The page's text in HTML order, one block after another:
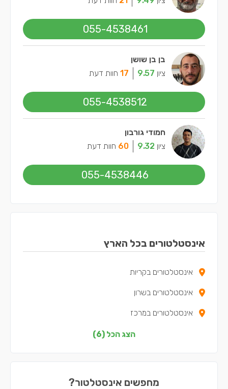
055-4538461
בן בן שושן
ציון 9.57
17 חוות דעת
055-4538512
חמודי גורבון
ציון 9.32
60 חוות דעת
055-4538446
אינסטלטורים בכל הארץ
אינסטלטורים בקריות
אינסטלטורים בשרון
אינסטלטורים במרכז
אינסטלטורים בצפון
אינסטלטורים בשפלה
הצג הכל (6)
מחפשים אינסטלטור?